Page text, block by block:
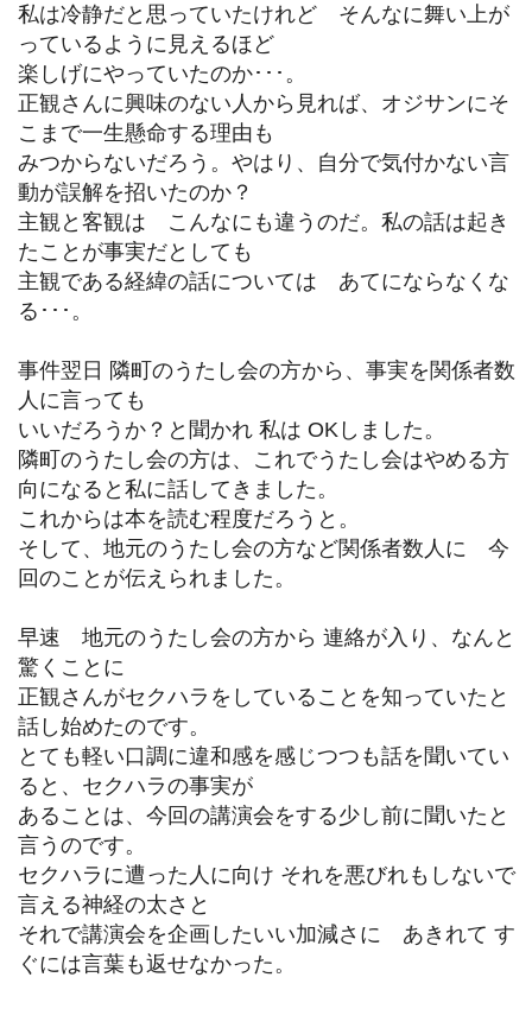
私は冷静だと思っていたけれど そんなに舞い上が
っているように見えるほど
楽しげにやっていたのか･･･。
正観さんに興味のない人から見れば、オジサンにそ
こまで一生懸命する理由も
みつからないだろう。やはり、自分で気付かない言
動が誤解を招いたのか？
主観と客観は こんなにも違うのだ。私の話は起き
たことが事実だとしても
主観である経緯の話については あてにならなくな
る･･･。
事件翌日 隣町のうたし会の方から、事実を関係者数
人に言っても
いいだろうか？と聞かれ 私は OKしました。
隣町のうたし会の方は、これでうたし会はやめる方
向になると私に話してきました。
これからは本を読む程度だろうと。
そして、地元のうたし会の方など関係者数人に 今
回のことが伝えられました。
早速 地元のうたし会の方から 連絡が入り、なんと
驚くことに
正観さんがセクハラをしていることを知っていたと
話し始めたのです。
とても軽い口調に違和感を感じつつも話を聞いてい
ると、セクハラの事実が
あることは、今回の講演会をする少し前に聞いたと
言うのです。
セクハラに遭った人に向け それを悪びれもしないで
言える神経の太さと
それで講演会を企画したいい加減さに あきれて す
ぐには言葉も返せなかった。